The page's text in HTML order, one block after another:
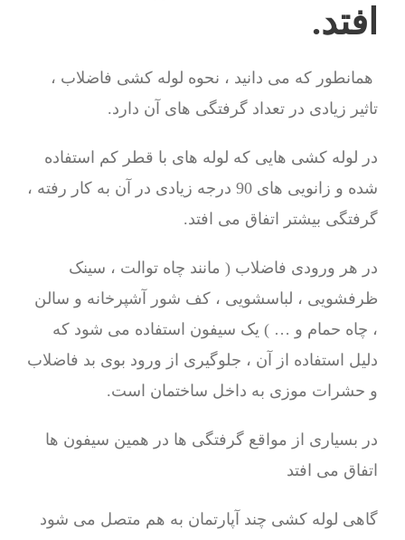
افتد.
همانطور که می دانید ، نحوه لوله کشی فاضلاب ،
تاثیر زیادی در تعداد گرفتگی های آن دارد.
در لوله کشی هایی که لوله های با قطر کم استفاده
شده و زانویی های 90 درجه زیادی در آن به کار رفته ،
گرفتگی بیشتر اتفاق می افتد.
در هر ورودی فاضلاب ( مانند چاه توالت ، سینک
ظرفشویی ، لباسشویی ، کف شور آشپرخانه و سالن
، چاه حمام و … ) یک سیفون استفاده می شود که
دلیل استفاده از آن ، جلوگیری از ورود بوی بد فاضلاب
و حشرات موزی به داخل ساختمان است.
در بسیاری از مواقع گرفتگی ها در همین سیفون ها
اتفاق می افتد
گاهی لوله کشی چند آپارتمان به هم متصل می شود